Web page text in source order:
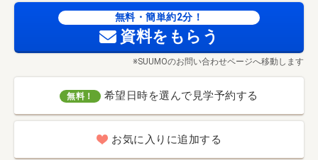
無料・簡単約2分！
資料をもらう
※SUUMOのお問い合わせページへ移動します
無料！ 希望日時を選んで見学予約する
お気に入りに追加する